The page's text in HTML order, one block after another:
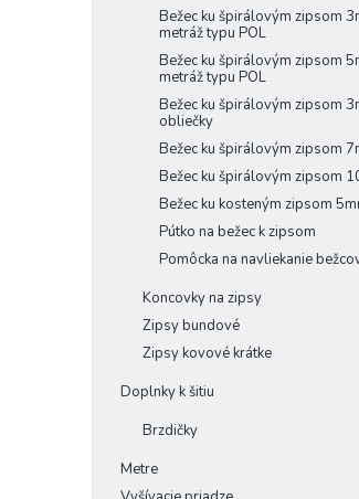
Bežec ku špirálovým zipsom
metráž typu POL
Bežec ku špirálovým zipsom
metráž typu POL
Bežec ku špirálovým zipsom
obliečky
Bežec ku špirálovým zipsom
Bežec ku špirálovým zipsom
Bežec ku kosteným zipsom
Pútko na bežec k zipsom
Pomôcka na navliekanie
Koncovky na zipsy
Zipsy bundové
Zipsy kovové krátke
Doplnky k šitiu
Brzdičky
Metre